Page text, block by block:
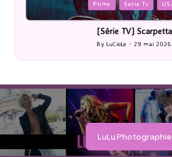
Prime Serie Tv USA
[Série TV] Scarpetta
by
29 mai 2026
LuLu Photographie